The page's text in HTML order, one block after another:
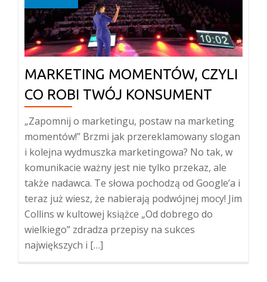
MARKETING MOMENTÓW, CZYLI
CO ROBI TWÓJ KONSUMENT
„Zapomnij o marketingu, postaw na marketing
momentów!” Brzmi jak przereklamowany slogan
i kolejna wydmuszka marketingowa? No tak, w
komunikacie ważny jest nie tylko przekaz, ale
także nadawca. Te słowa pochodzą od Google’a i
teraz już wiesz, że nabierają podwójnej mocy! Jim
Collins w kultowej książce „Od dobrego do
wielkiego” zdradza przepisy na sukces
największych i […]